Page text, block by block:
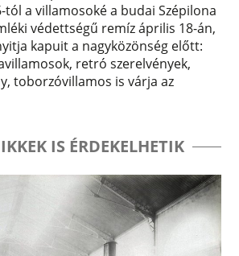
tól a villamosoké a budai Szépilona
védettségű remíz április 18-án,
kapuit a nagyközönség előtt:
retró szerelvények,
toborzóvillamos is várja az
IS ÉRDEKELHETIK